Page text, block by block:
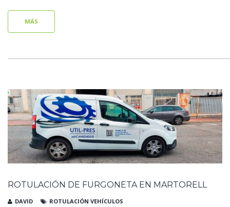
MÁS
ROTULACIÓN DE FURGONETA EN MARTORELL
DAVID ROTULACIÓN VEHÍCULOS